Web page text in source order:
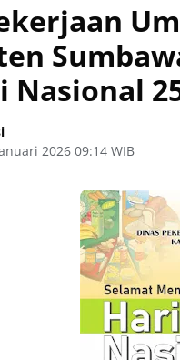
Nasional
2026 09:14 WIB